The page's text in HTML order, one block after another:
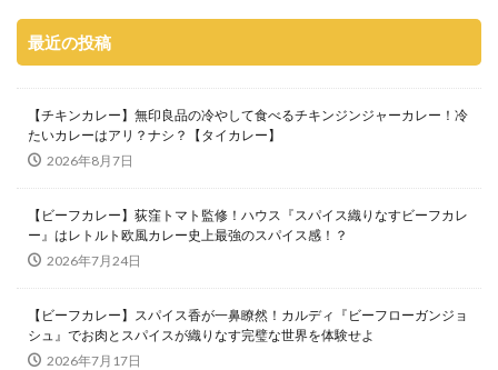
最近の投稿
【チキンカレー】無印良品の冷やして食べるチキンジンジャーカレー！冷
たいカレーはアリ？ナシ？【タイカレー】
2026年8月7日
【ビーフカレー】荻窪トマト監修！ハウス『スパイス織りなすビーフカレ
ー』はレトルト欧風カレー史上最強のスパイス感！？
2026年7月24日
【ビーフカレー】スパイス香が一鼻瞭然！カルディ『ビーフローガンジョ
シュ』でお肉とスパイスが織りなす完璧な世界を体験せよ
2026年7月17日